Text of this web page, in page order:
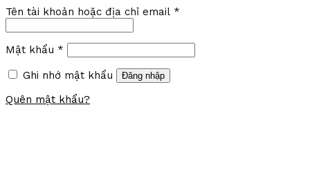
Laptop Xách Tay
Dell
HP
Lenovo
Acer
Asus
Macbook
Surface